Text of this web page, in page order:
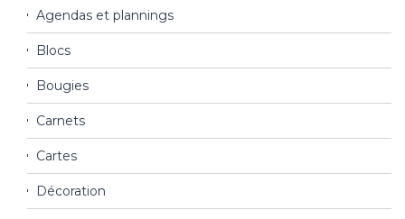
Agendas et plannings
Blocs
Bougies
Carnets
Cartes
Décoration